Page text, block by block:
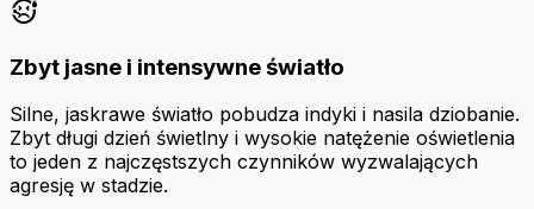
sick
Zbyt jasne i intensywne światło
Silne, jaskrawe światło pobudza indyki i nasila dziobanie.
Zbyt długi dzień świetlny i wysokie natężenie oświetlenia
to jeden z najczęstszych czynników wyzwalających
agresję w stadzie.